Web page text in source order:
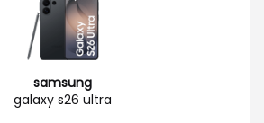
samsung
galaxy s26 ultra